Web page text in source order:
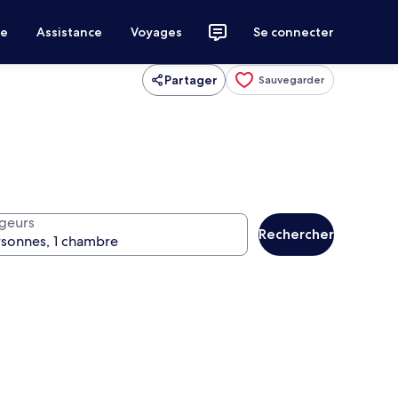
Assistance Voyages Se connecter
Partager Sauvegarder
Rechercher